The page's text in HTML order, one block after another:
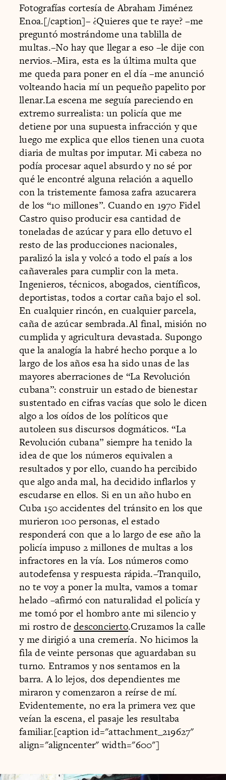
Fotografías cortesía de Abraham Jiménez
Enoa.[/caption]– ¿Quieres que te raye? –me
preguntó mostrándome una tablilla de
multas.–No hay que llegar a eso –le dije con
nervios.–Mira, esta es la última multa que
me queda para poner en el día –me anunció
volteando hacia mí un pequeño papelito por
llenar.La escena me seguía pareciendo en
extremo surrealista: un policía que me
detiene por una supuesta infracción y que
luego me explica que ellos tienen una cuota
diaria de multas por imputar. Mi cabeza no
podía procesar aquel absurdo y no sé por
qué le encontré alguna relación a aquello
con la tristemente famosa zafra azucarera
de los “10 millones”. Cuando en 1970 Fidel
Castro quiso producir esa cantidad de
toneladas de azúcar y para ello detuvo el
resto de las producciones nacionales,
paralizó la isla y volcó a todo el país a los
cañaverales para cumplir con la meta.
Ingenieros, técnicos, abogados, científicos,
deportistas, todos a cortar caña bajo el sol.
En cualquier rincón, en cualquier parcela,
caña de azúcar sembrada.Al final, misión no
cumplida y agricultura devastada. Supongo
que la analogía la habré hecho porque a lo
largo de los años esa ha sido unas de las
mayores aberraciones de “La Revolución
cubana”: construir un estado de bienestar
sustentado en cifras vacías que solo le dicen
algo a los oídos de los políticos que
autoleen sus discursos dogmáticos. “La
Revolución cubana” siempre ha tenido la
idea de que los números equivalen a
resultados y por ello, cuando ha percibido
que algo anda mal, ha decidido inflarlos y
escudarse en ellos. Si en un año hubo en
Cuba 150 accidentes del tránsito en los que
murieron 100 personas, el estado
responderá con que a lo largo de ese año la
policía impuso 2 millones de multas a los
infractores en la vía. Los números como
autodefensa y respuesta rápida.–Tranquilo,
no te voy a poner la multa, vamos a tomar
helado –afirmó con naturalidad el policía y
me tomó por el hombro ante mi silencio y
mi rostro dedesconcierto.Cruzamos la calle
y me dirigió a una cremería. No hicimos la
fila de veinte personas que aguardaban su
turno. Entramos y nos sentamos en la
barra. A lo lejos, dos dependientes me
miraron y comenzaron a reírse de mí.
Evidentemente, no era la primera vez que
veían la escena, el pasaje les resultaba
familiar.[caption id="attachment_219627"
align="aligncenter" width="600"]